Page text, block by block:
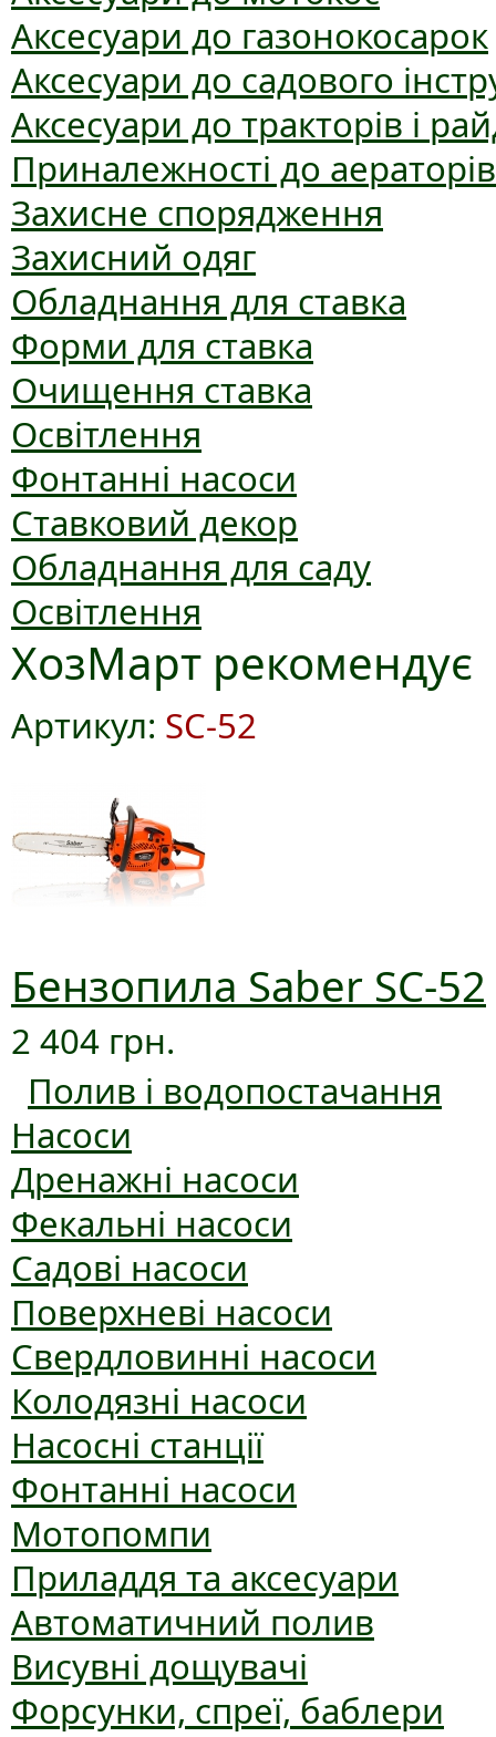
Аксесуари до газонокосарок
Аксесуари до садового
Аксесуари до тракторів і
Приналежності до аераторів
Захисне спорядження
Захисний одяг
Обладнання для ставка
Форми для ставка
Очищення ставка
Освітлення
Фонтанні насоси
Ставковий декор
Обладнання для саду
Освітлення
ХозМарт рекомендує
Артикул: SC-52
Бензопила Saber SC-52
2 404 грн.
Полив і водопостачання
Насоси
Дренажні насоси
Фекальні насоси
Садові насоси
Поверхневі насоси
Свердловинні насоси
Колодязні насоси
Насосні станції
Фонтанні насоси
Мотопомпи
Приладдя та аксесуари
Автоматичний полив
Висувні дощувачі
Форсунки, спреї, баблери